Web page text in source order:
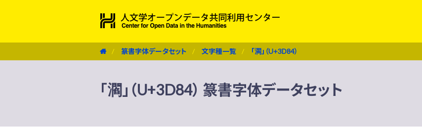
篆書字体データセット 文字種一覧 「㶄」（U+3D84）
「㶄」（U+3D84） 篆書字体データセット